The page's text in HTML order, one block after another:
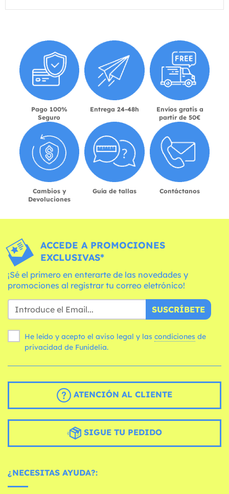
Pago 100%
Seguro
Entrega 24-48h
Envíos gratis a
partir de 50€
Cambios y
Devoluciones
Guía de tallas Contáctanos
ACCEDE A PROMOCIONES
EXCLUSIVAS*
¡Sé el primero en enterarte de las novedades y
promociones al registrar tu correo eletrónico!
SUSCRÍBETE
He leído y acepto el aviso legal y las condiciones
privacidad de Funidelia.
ATENCIÓN AL CLIENTE
SIGUE TU PEDIDO
¿NECESITAS AYUDA?: